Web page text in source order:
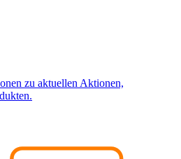
zu aktuellen Aktionen,